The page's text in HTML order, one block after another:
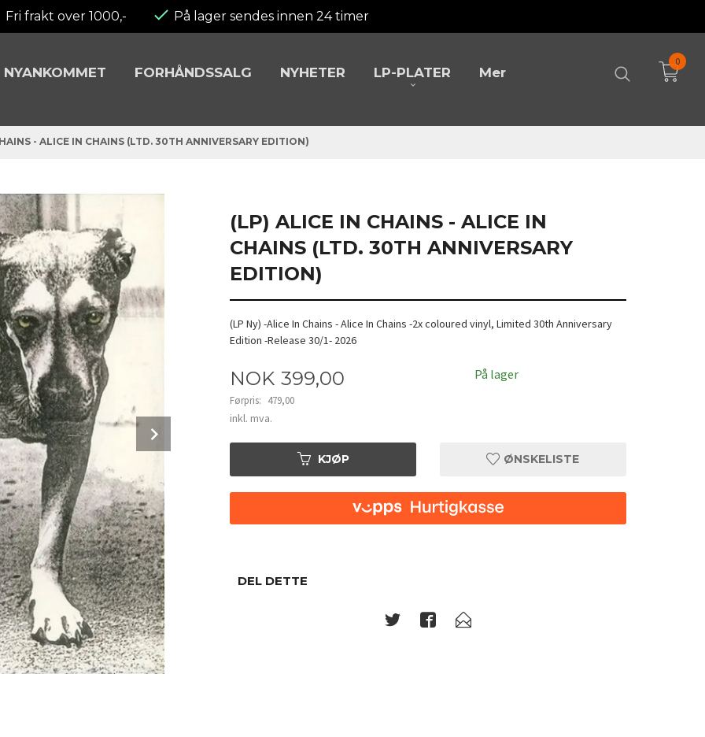
Fri frakt over 1000,- På lager sendes innen 24 timer
NYANKOMMET FORHÅNDSSALG NYHETER LP-PLATER Mer
0
- ALICE IN CHAINS (LTD. 30TH ANNIVERSARY EDITION)
(LP) ALICE IN CHAINS - ALICE IN
CHAINS (LTD. 30TH ANNIVERSARY
EDITION)
(LP Ny) -Alice In Chains - Alice In Chains -2x coloured vinyl, Limited 30th Anniversary
Edition -Release 30/1- 2026
Tilbud
NOK 399,00
Førpris: 479,00
Rabatt
inkl. mva.
På lager
KJØP ØNSKELISTE
DEL DETTE